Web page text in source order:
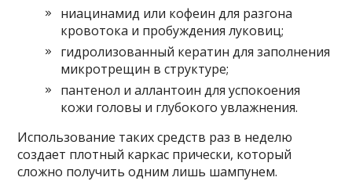
ниацинамид или кофеин для разгона
кровотока и пробуждения луковиц;
гидролизованный кератин для заполнения
микротрещин в структуре;
пантенол и аллантоин для успокоения
кожи головы и глубокого увлажнения.
Использование таких средств раз в неделю
создает плотный каркас прически, который
сложно получить одним лишь шампунем.